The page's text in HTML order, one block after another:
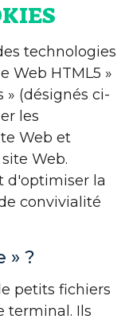
technologies
Web HTML5 »
» (désignés ci-
les
Web et
Web.
d'optimiser la
convivialité
» ?
petits fichiers
terminal. Ils